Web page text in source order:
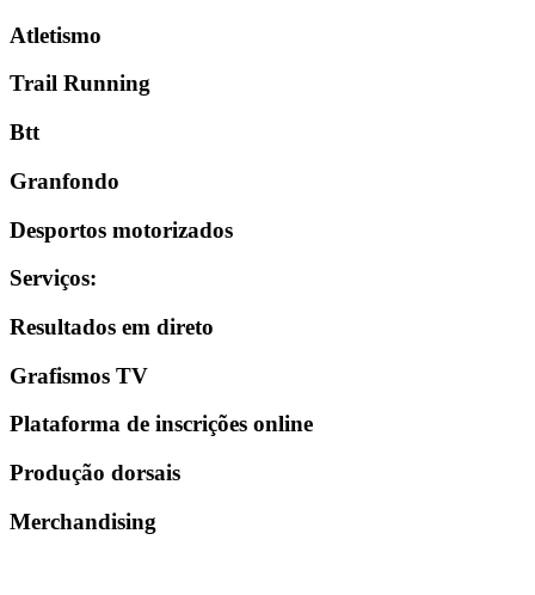
Atletismo
Trail Running
Btt
Granfondo
Desportos motorizados
Serviços:
Resultados em direto
Grafismos TV
Plataforma de inscrições online
Produção dorsais
Merchandising